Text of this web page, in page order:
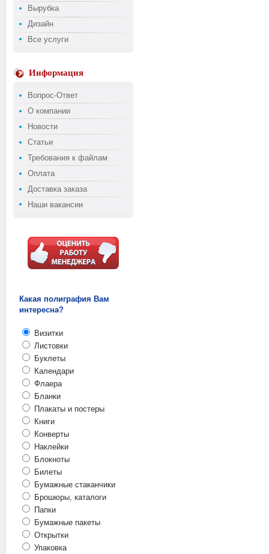
Вырубка
Дизайн
Все услуги
Информация
Вопрос-Ответ
О компании
Новости
Статьи
Требования к файлам
Оплата
Доставка заказа
Наши вакансии
Какая полиграфия Вам
интересна?
Визитки
Листовки
Буклеты
Календари
Флаера
Бланки
Плакаты и постеры
Книги
Конверты
Наклейки
Блокноты
Билеты
Бумажные стаканчики
Брошюры, каталоги
Папки
Бумажные пакеты
Открытки
Упаковка